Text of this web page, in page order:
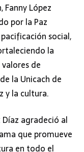
Fanny López
por la Paz
social,
la
de
la Unicach de
y la cultura.
agradeció al
que promueve
en todo el